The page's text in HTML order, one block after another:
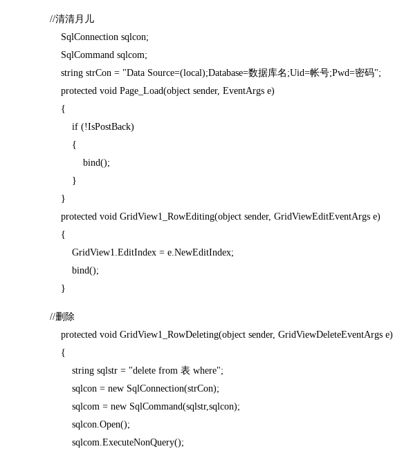
//清清月儿
SqlConnection sqlcon;
SqlCommand sqlcom;
string strCon = "Data Source=(local);Database=数据库名;Uid=帐号;Pwd=密码";
protected void Page_Load(object sender, EventArgs e)
{
if (!IsPostBack)
{
bind();
}
}
protected void GridView1_RowEditing(object sender, GridViewEditEventArgs e)
{
GridView1.EditIndex = e.NewEditIndex;
bind();
}
//删除
protected void GridView1_RowDeleting(object sender, GridViewDeleteEventArgs e)
{
string sqlstr = "delete from 表 where";
sqlcon = new SqlConnection(strCon);
sqlcom = new SqlCommand(sqlstr,sqlcon);
sqlcon.Open();
sqlcom.ExecuteNonQuery();